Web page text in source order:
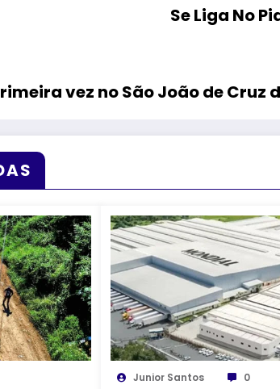
Se Liga No
vez no São João de Cruz
Junior Santos 0